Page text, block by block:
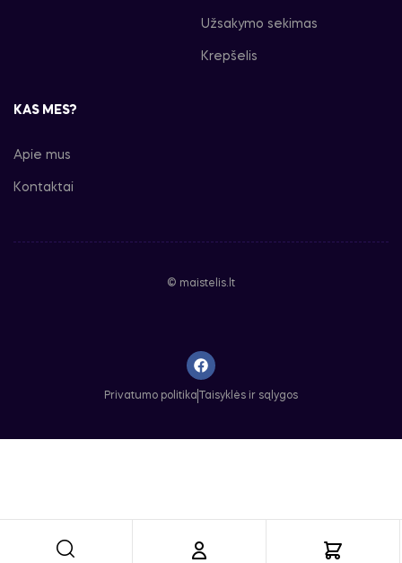
Užsakymo sekimas
Krepšelis
KAS MES?
Apie mus
Kontaktai
© maistelis.lt
Privatumo politika Taisyklės ir sąlygos